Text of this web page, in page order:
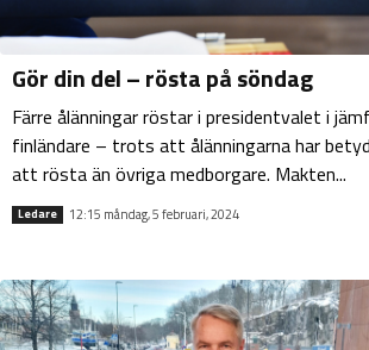
Gör din del – rösta på söndag
Färre ålänningar röstar i presidentvalet i
finländare – trots att ålänningarna har
att rösta än övriga medborgare. Makten...
Ledare 12:15 måndag, 5 februari, 2024